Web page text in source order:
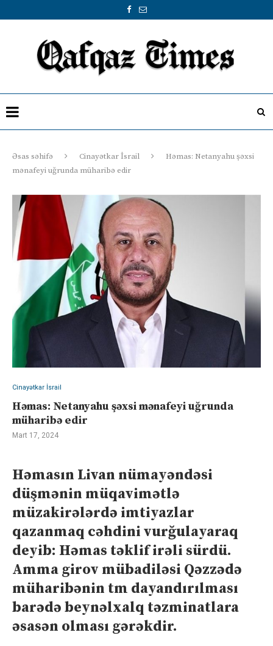
Əsas səhifə Cinayətkar İsrail
Həmas: Netanyahu şəxsi
mənafeyi uğrunda müharibə edir
Cinayətkar İsrail
Həmas: Netanyahu şəxsi mənafeyi uğrunda
müharibə edir
Mart 17, 2024
Həmasın Livan nümayəndəsi
düşmənin müqavimətlə
müzakirələrdə imtiyazlar
qazanmaq cəhdini vurğulayaraq
deyib: Həmas təklif irəli sürdü.
Amma girov mübadiləsi Qəzzədə
müharibənin tm dayandırılması
barədə beynəlxalq təzminatlara
əsasən olması gərəkdir.